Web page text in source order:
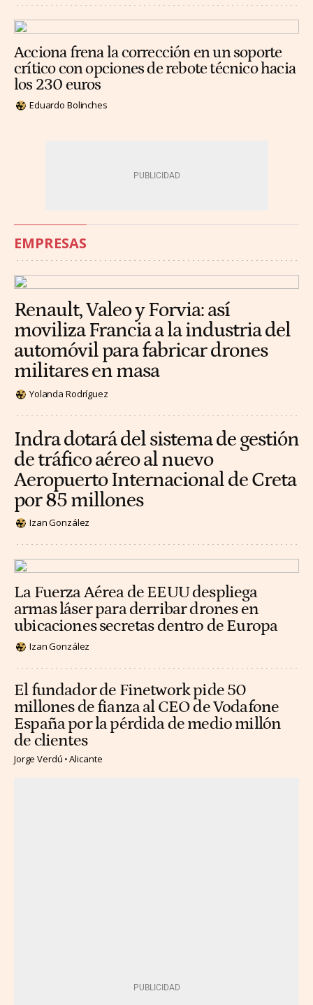
Acciona frena la corrección en un soporte
crítico con opciones de rebote técnico hacia
los 230 euros
Eduardo Bolinches
EMPRESAS
Renault, Valeo y Forvia: así
moviliza Francia a la industria del
automóvil para fabricar drones
militares en masa
Yolanda Rodríguez
Indra dotará del sistema de gestión
de tráfico aéreo al nuevo
Aeropuerto Internacional de Creta
por 85 millones
Izan González
La Fuerza Aérea de EEUU despliega
armas láser para derribar drones en
ubicaciones secretas dentro de Europa
Izan González
El fundador de Finetwork pide 50
millones de fianza al CEO de Vodafone
España por la pérdida de medio millón
de clientes
Jorge Verdú Alicante